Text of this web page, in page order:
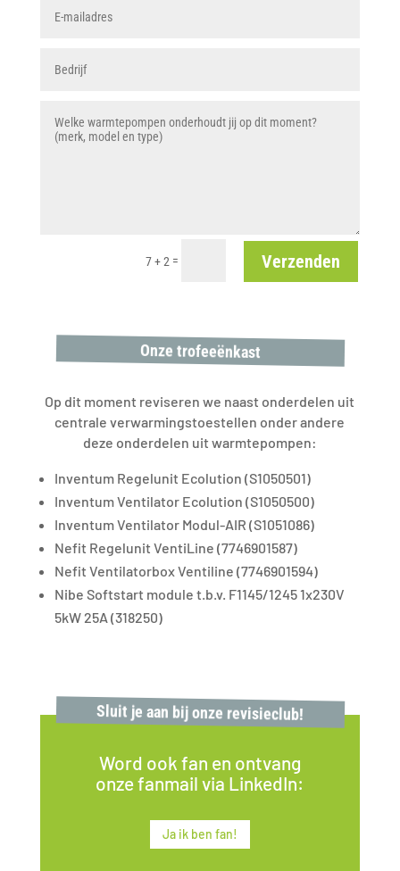
7 + 2 = Verzenden
Onze trofeeënkast
Op dit moment reviseren we naast onderdelen uit
centrale verwarmingstoestellen onder andere
deze onderdelen uit warmtepompen:
Inventum Regelunit Ecolution (S1050501)
Inventum Ventilator Ecolution (S1050500)
Inventum Ventilator Modul-AIR (S1051086)
Nefit Regelunit VentiLine (7746901587)
Nefit Ventilatorbox Ventiline (7746901594)
Nibe Softstart module t.b.v. F1145/1245 1x230V
5kW 25A (318250)
Sluit je aan bij onze revisieclub!
Word ook fan en ontvang
onze fanmail via LinkedIn:
Ja ik ben fan!